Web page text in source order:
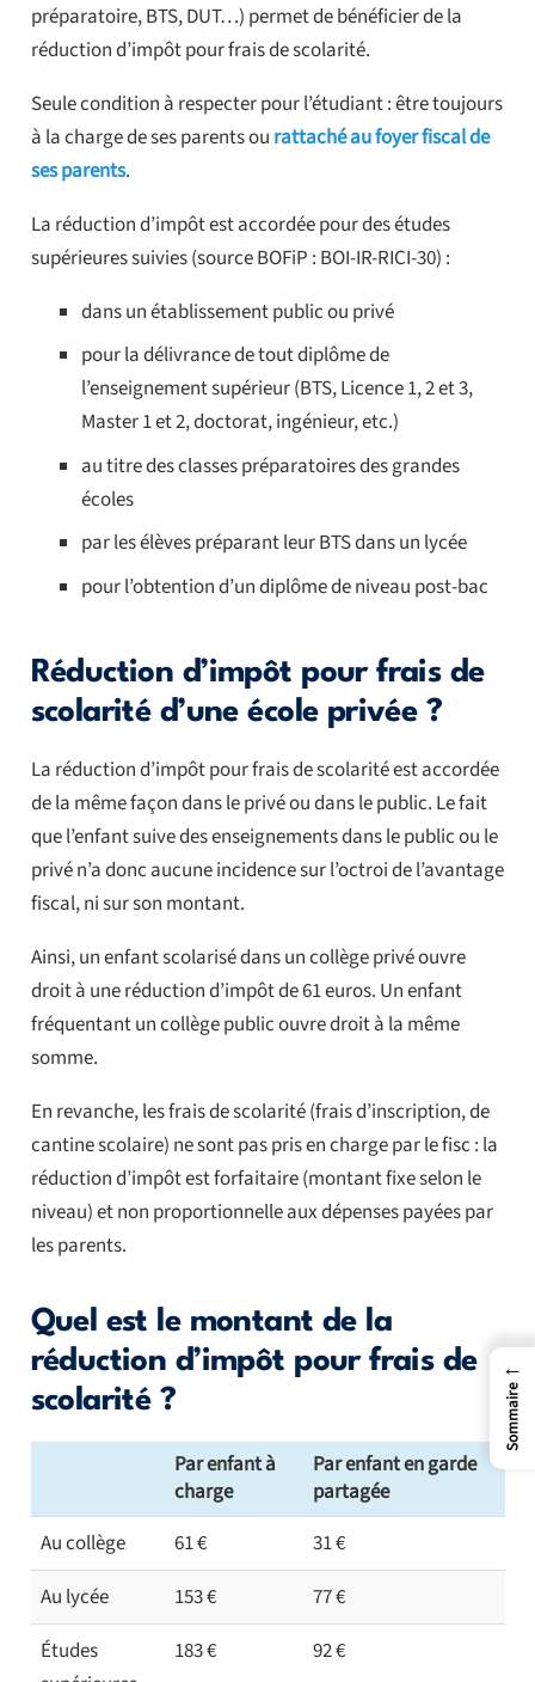
préparatoire, BTS, DUT…) permet de bénéficier de la
réduction d’impôt pour frais de scolarité.
Seule condition à respecter pour l’étudiant : être toujours
à la charge de ses parents ou rattaché au foyer fiscal de
ses parents.
La réduction d’impôt est accordée pour des études
supérieures suivies (source BOFiP : BOI-IR-RICI-30) :
dans un établissement public ou privé
pour la délivrance de tout diplôme de
l’enseignement supérieur (BTS, Licence 1, 2 et 3,
Master 1 et 2, doctorat, ingénieur, etc.)
au titre des classes préparatoires des grandes
écoles
par les élèves préparant leur BTS dans un lycée
pour l’obtention d’un diplôme de niveau post-bac
Réduction d’impôt pour frais de
scolarité d’une école privée ?
La réduction d’impôt pour frais de scolarité est accordée
de la même façon dans le privé ou dans le public. Le fait
que l’enfant suive des enseignements dans le public ou le
privé n’a donc aucune incidence sur l’octroi de l’avantage
fiscal, ni sur son montant.
Ainsi, un enfant scolarisé dans un collège privé ouvre
droit à une réduction d’impôt de 61 euros. Un enfant
fréquentant un collège public ouvre droit à la même
somme.
En revanche, les frais de scolarité (frais d’inscription, de
cantine scolaire) ne sont pas pris en charge par le fisc : la
réduction d’impôt est forfaitaire (montant fixe selon le
niveau) et non proportionnelle aux dépenses payées par
les parents.
Quel est le montant de la
réduction d’impôt pour frais de
scolarité ?
Par enfant à
charge
Par enfant en garde
partagée
Au collège
61 €
31 €
Au lycée
153 €
77 €
Études
183 € 92 €
←
Sommaire